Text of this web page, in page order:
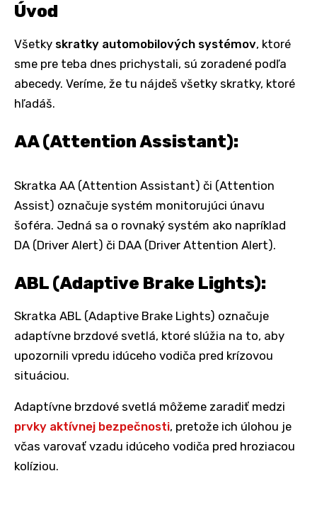
Úvod
Všetky skratky automobilových systémov, ktoré
sme pre teba dnes prichystali, sú zoradené podľa
abecedy. Veríme, že tu nájdeš všetky skratky, ktoré
hľadáš.
AA (Attention Assistant):
Skratka AA (Attention Assistant) či (Attention
Assist) označuje systém monitorujúci únavu
šoféra. Jedná sa o rovnaký systém ako napríklad
DA (Driver Alert) či DAA (Driver Attention Alert).
ABL (Adaptive Brake Lights):
Skratka ABL (Adaptive Brake Lights) označuje
adaptívne brzdové svetlá, ktoré slúžia na to, aby
upozornili vpredu idúceho vodiča pred krízovou
situáciou.
Adaptívne brzdové svetlá môžeme zaradiť medzi
prvky aktívnej bezpečnosti, pretože ich úlohou je
včas varovať vzadu idúceho vodiča pred hroziacou
kolíziou.